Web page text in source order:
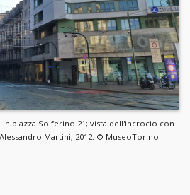
in piazza Solferino 21; vista dell'incrocio con
Martini, 2012. © MuseoTorino